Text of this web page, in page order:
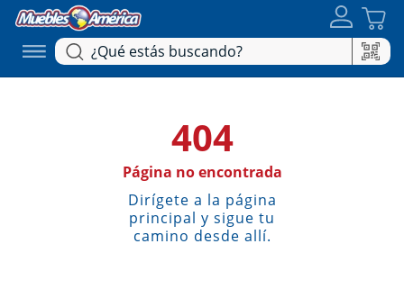
404
Página no encontrada
Dirígete a la página
principal y sigue tu
camino desde allí.